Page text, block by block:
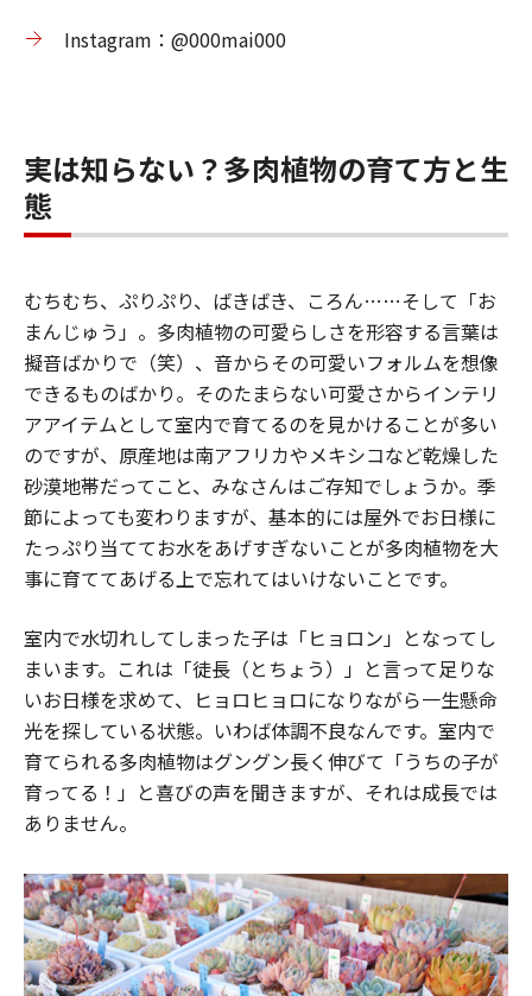
Instagram：@000mai000
実は知らない？多肉植物の育て方と生
態
むちむち、ぷりぷり、ばきばき、ころん……そして「お
まんじゅう」。多肉植物の可愛らしさを形容する言葉は
擬音ばかりで（笑）、音からその可愛いフォルムを想像
できるものばかり。そのたまらない可愛さからインテリ
アアイテムとして室内で育てるのを見かけることが多い
のですが、原産地は南アフリカやメキシコなど乾燥した
砂漠地帯だってこと、みなさんはご存知でしょうか。季
節によっても変わりますが、基本的には屋外でお日様に
たっぷり当ててお水をあげすぎないことが多肉植物を大
事に育ててあげる上で忘れてはいけないことです。
室内で水切れしてしまった子は「ヒョロン」となってし
まいます。これは「徒長（とちょう）」と言って足りな
いお日様を求めて、ヒョロヒョロになりながら一生懸命
光を探している状態。いわば体調不良なんです。室内で
育てられる多肉植物はグングン長く伸びて「うちの子が
育ってる！」と喜びの声を聞きますが、それは成長では
ありません。